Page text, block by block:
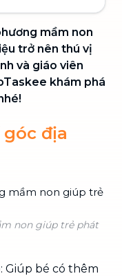
mầm non
trở nên thú vị
và giáo viên
khám phá
địa
non giúp trẻ phát
: Giúp bé có thêm